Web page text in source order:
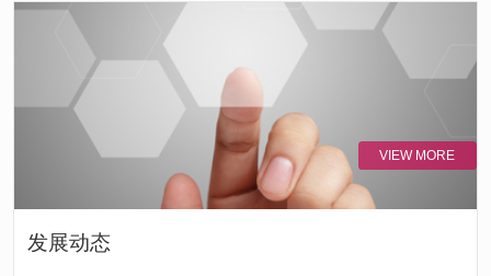
VIEW MORE
发展动态